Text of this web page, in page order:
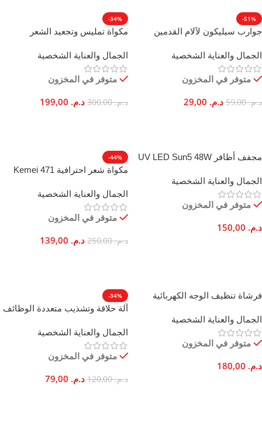
-51%
جوارب سيليكون لآلام القدمين
مرطبة
الجمال والعناية الشخصية
متوفر في المخزون
د.م.59,00 د.م.
-34%
مكواة تمليس وتجعيد الشعر
السيراميك
الجمال والعناية الشخصية
متوفر في المخزون
د.م.300,00 د.م.
مجفف أظافر UV LED Sun5 48W
الجمال والعناية الشخصية
متوفر في المخزون
د.م.
-44%
مكواة شعر احترافية Kemei 471
الجمال والعناية الشخصية
متوفر في المخزون
د.م.250,00 د.م.
فرشاة تنظيف الوجه الكهربائية
العميق
الجمال والعناية الشخصية
متوفر في المخزون
د.م.
-34%
آلة حلاقة وتشذيب متعددة الوظائف
الجمال والعناية الشخصية
متوفر في المخزون
د.م.120,00 د.م.